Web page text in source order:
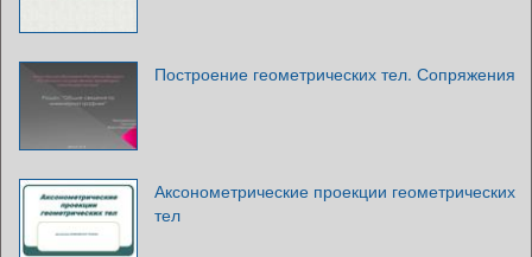
Построение геометрических тел. Сопряжения
Аксонометрические проекции геометрических
тел